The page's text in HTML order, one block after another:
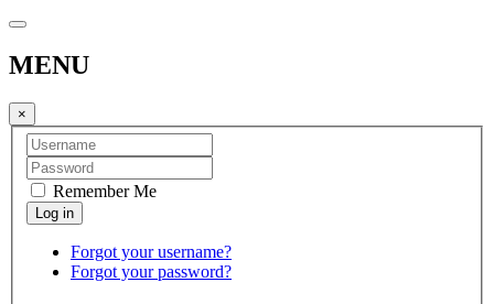
MENU
×
Remember Me
Forgot your username?
Forgot your password?